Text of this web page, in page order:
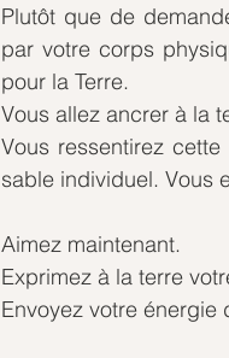
Plutôt que de
par votre corps
pour la Terre.
Vous allez ancrer à la
Vous ressentirez
sable individuel. Vous
Aimez maintenant.
Exprimez à la terre
Envoyez votre énergie